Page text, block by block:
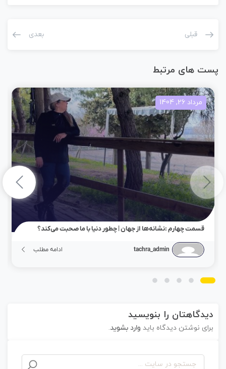
قبلی بعدی
پست های مرتبط
مرداد 26, 1404
قسمت چهارم :نشانه‌ها از جهان | چطور دنیا با ما صحبت می‌کند؟
tachra_admin ادامه مطلب
دیدگاهتان را بنویسید
برای نوشتن دیدگاه بایدوارد بشوید.